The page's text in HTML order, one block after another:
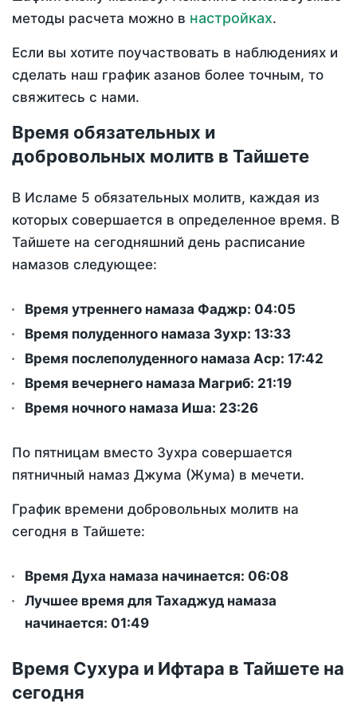
методы расчета можно в настройках.
Если вы хотите поучаствовать в наблюдениях и
сделать наш график азанов более точным, то
свяжитесь с нами.
Время обязательных и
добровольных молитв в Тайшете
В Исламе 5 обязательных молитв, каждая из
которых совершается в определенное время. В
Тайшете на сегодняшний день расписание
намазов следующее:
Время утреннего намаза Фаджр: 04:05
Время полуденного намаза Зухр: 13:33
Время послеполуденного намаза Аср: 17:42
Время вечернего намаза Магриб: 21:19
Время ночного намаза Иша: 23:26
По пятницам вместо Зухра совершается
пятничный намаз Джума (Жума) в мечети.
График времени добровольных молитв на
сегодня в Тайшете:
Время Духа намаза начинается: 06:08
Лучшее время для Тахаджуд намаза
начинается: 01:49
Время Сухура и Ифтара в Тайшете на
сегодня